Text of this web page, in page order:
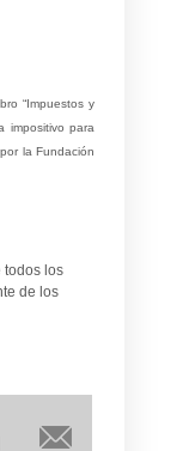
“Impuestos y
impositivo para
la Fundación
todos los
de los